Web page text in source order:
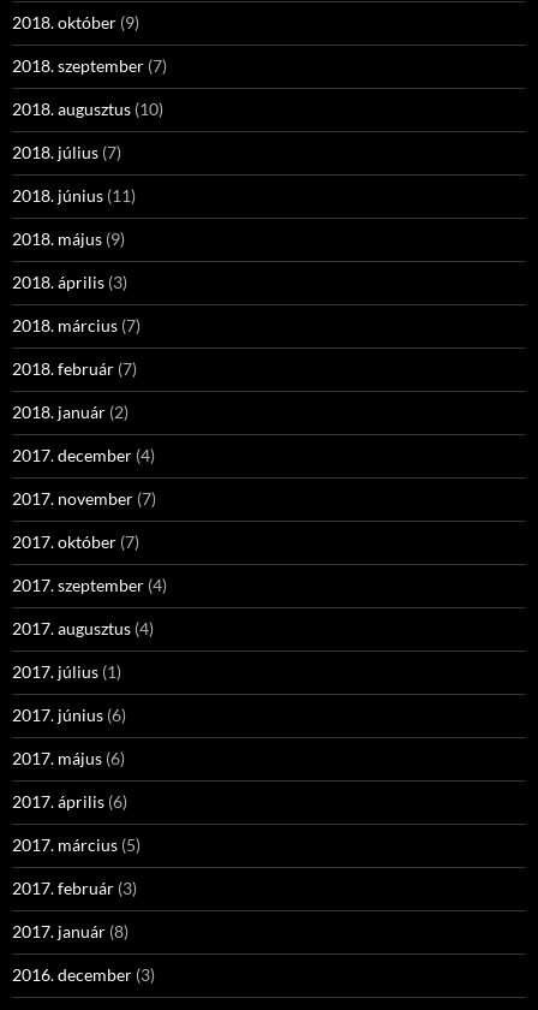
2018. október (9)
2018. szeptember (7)
2018. augusztus (10)
2018. július (7)
2018. június (11)
2018. május (9)
2018. április (3)
2018. március (7)
2018. február (7)
2018. január (2)
2017. december (4)
2017. november (7)
2017. október (7)
2017. szeptember (4)
2017. augusztus (4)
2017. július (1)
2017. június (6)
2017. május (6)
2017. április (6)
2017. március (5)
2017. február (3)
2017. január (8)
2016. december (3)